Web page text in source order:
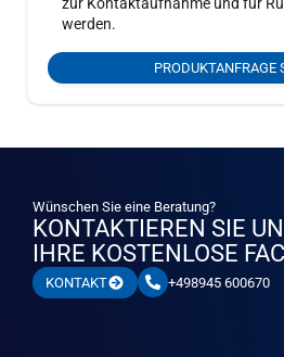
zur Kontaktaufnahme und für
werden.
PRODUKTANFRAGE
Wünschen Sie eine Beratung?
KONTAKTIEREN SIE
IHRE KOSTENLOSE
KONTAKT +498945 600670